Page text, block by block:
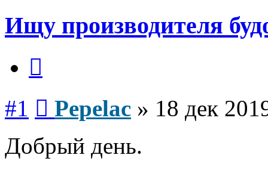
Ищу производителя
#1 Pepelac » 18 дек
Добрый день.